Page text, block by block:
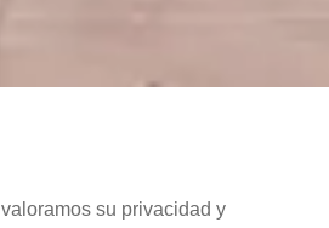
valoramos su privacidad y